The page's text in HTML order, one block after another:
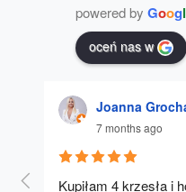
powered by Googl
oceń nas w
Joanna
7 months ago
Kupiłam 4 krzesła i